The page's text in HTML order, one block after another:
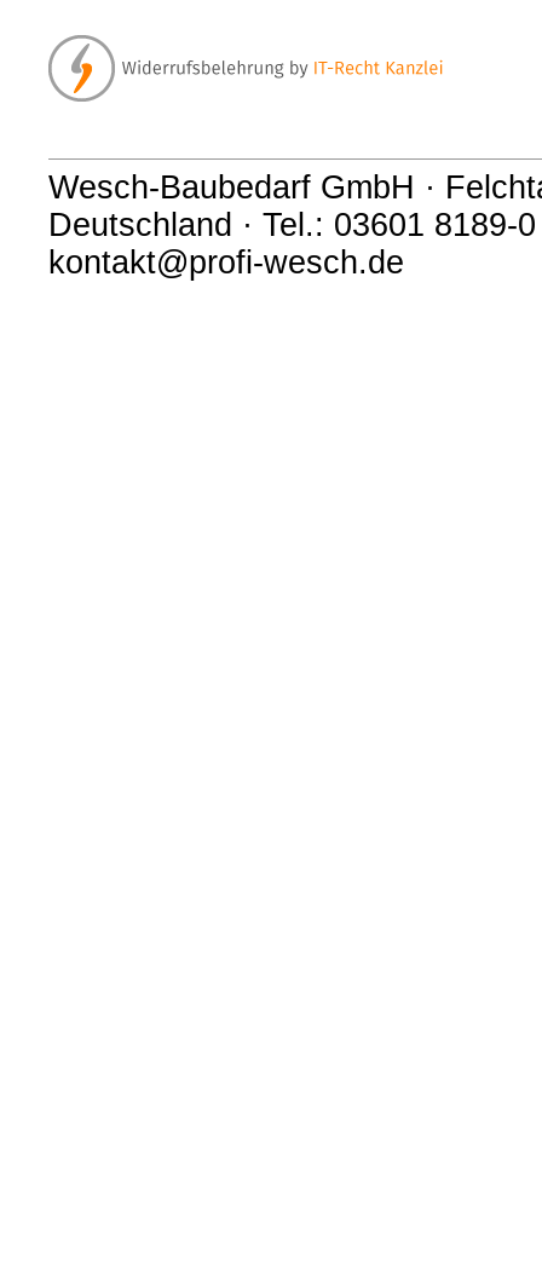
Wesch-Baubedarf GmbH ·
Deutschland · Tel.: 03601 8189-
kontakt@profi-wesch.de